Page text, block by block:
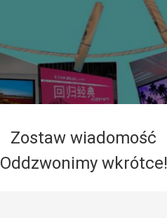
Zostaw wiadomość
Oddzwonimy wkrótce!